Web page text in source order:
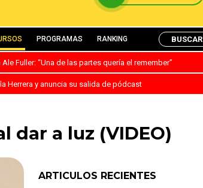
PROGRAMAS RANKING BUSCAR
Fuller: “Una de las partes quería el remember”
Herrera y anuncia su salida de pódcast
a luz (VIDEO)
ARTICULOS RECIENTES